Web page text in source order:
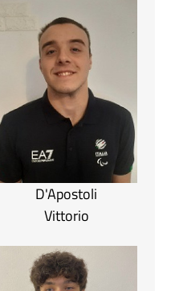
D'Apostoli
Vittorio